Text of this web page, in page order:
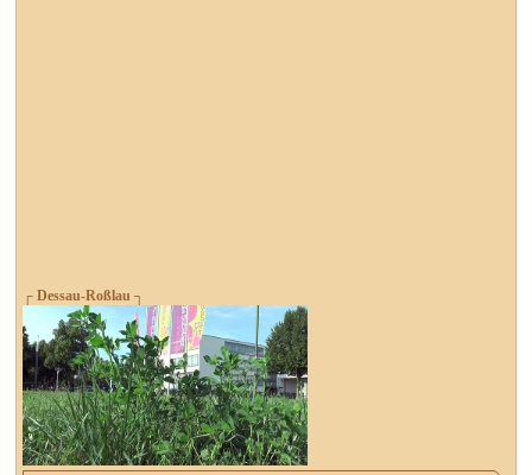
┌ Dessau-Roßlau ┐